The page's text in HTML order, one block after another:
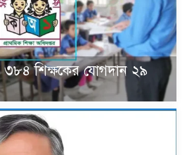
৩৮৪ শিক্ষকের যোগদান ২৯